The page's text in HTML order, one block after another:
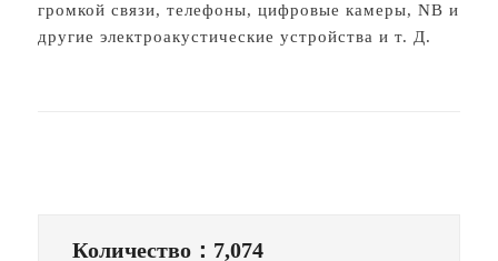
громкой связи, телефоны, цифровые камеры, NB и
другие электроакустические устройства и т. Д.
Количество：7,074